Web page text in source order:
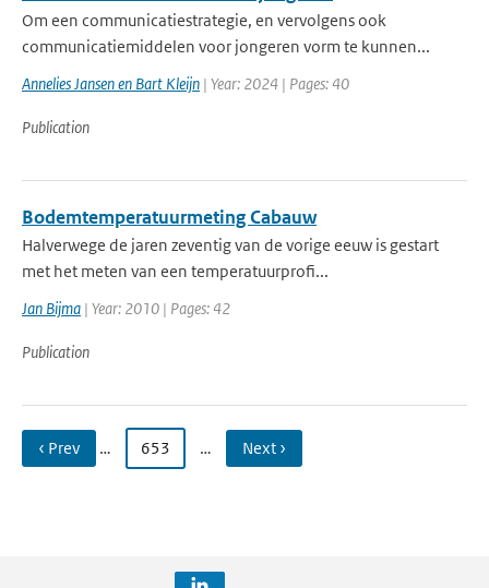
Om een communicatiestrategie, en vervolgens ook
communicatiemiddelen voor jongeren vorm te kunnen...
Annelies Jansen en Bart Kleijn | Year: 2024 | Pages: 40
Publication
Bodemtemperatuurmeting Cabauw
Halverwege de jaren zeventig van de vorige eeuw is gestart
met het meten van een temperatuurprofi...
Jan Bijma | Year: 2010 | Pages: 42
Publication
‹ Prev … 653 … Next ›